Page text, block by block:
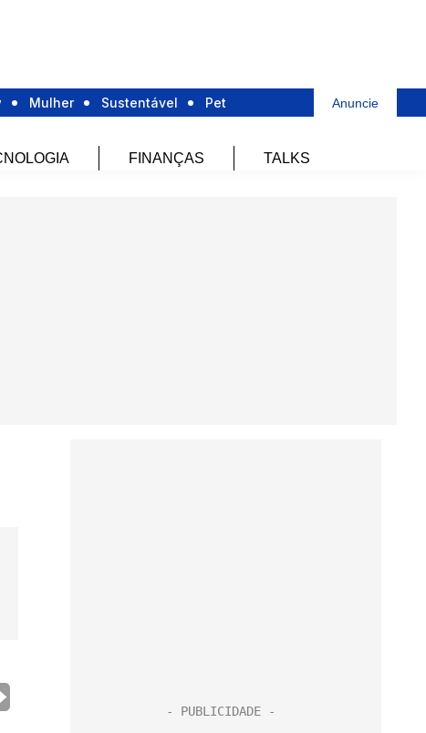
Mulher Sustentável Pet Anuncie
FINANÇAS TALKS